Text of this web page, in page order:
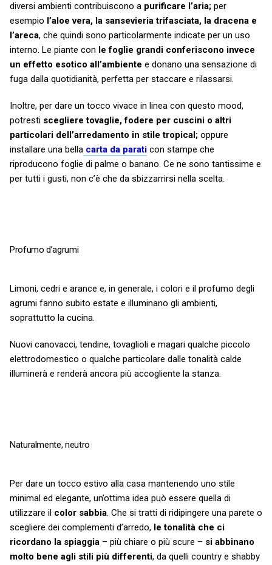
diversi ambienti contribuiscono a purificare l’aria; per
esempio l’aloe vera, la sansevieria trifasciata, la dracena e
l’areca, che quindi sono particolarmente indicate per un uso
interno. Le piante con le foglie grandi conferiscono invece
un effetto esotico all’ambiente e donano una sensazione di
fuga dalla quotidianità, perfetta per staccare e rilassarsi.
Inoltre, per dare un tocco vivace in linea con questo mood,
potresti scegliere tovaglie, fodere per cuscini o altri
particolari dell’arredamento in stile tropical; oppure
installare una bella carta da parati con stampe che
riproducono foglie di palme o banano. Ce ne sono tantissime e
per tutti i gusti, non c’è che da sbizzarrirsi nella scelta.
Profumo d’agrumi
Limoni, cedri e arance e, in generale, i colori e il profumo degli
agrumi fanno subito estate e illuminano gli ambienti,
soprattutto la cucina.
Nuovi canovacci, tendine, tovaglioli e magari qualche piccolo
elettrodomestico o qualche particolare dalle tonalità calde
illuminerà e renderà ancora più accogliente la stanza.
Naturalmente, neutro
Per dare un tocco estivo alla casa mantenendo uno stile
minimal ed elegante, un’ottima idea può essere quella di
utilizzare il color sabbia. Che si tratti di ridipingere una parete o
scegliere dei complementi d’arredo, le tonalità che ci
ricordano la spiaggia – più chiare o più scure – si abbinano
molto bene agli stili più differenti, da quelli country e shabby